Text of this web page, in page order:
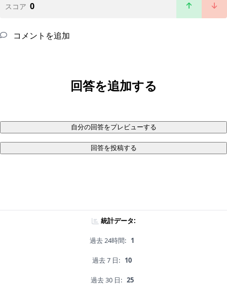
スコア 0
コメントを追加
回答を追加する
自分の回答をプレビューする
回答を投稿する
統計データ:
過去 24時間: 1
過去 7 日: 10
過去 30 日: 25